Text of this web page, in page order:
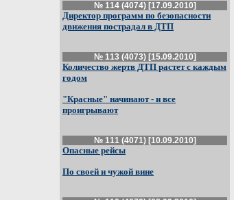
№ 114 (4074) [17.09.2010]
Директор программ по безопасности
движения пострадал в ДТП
№ 113 (4073) [15.09.2010]
Количество жертв ДТП растет с каждым
годом
"Красные" начинают - и все
проигрывают
№ 111 (4071) [10.09.2010]
Опасные рейсы
По своей и чужой вине